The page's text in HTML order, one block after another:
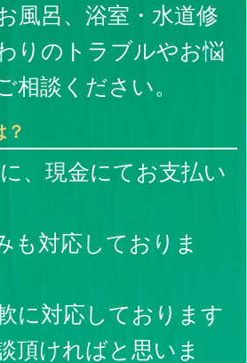
風呂、浴室・水道修
りのトラブルやお悩
相談ください。
？
、現金にてお支払い
も対応しておりま
に対応しております
頂ければと思いま